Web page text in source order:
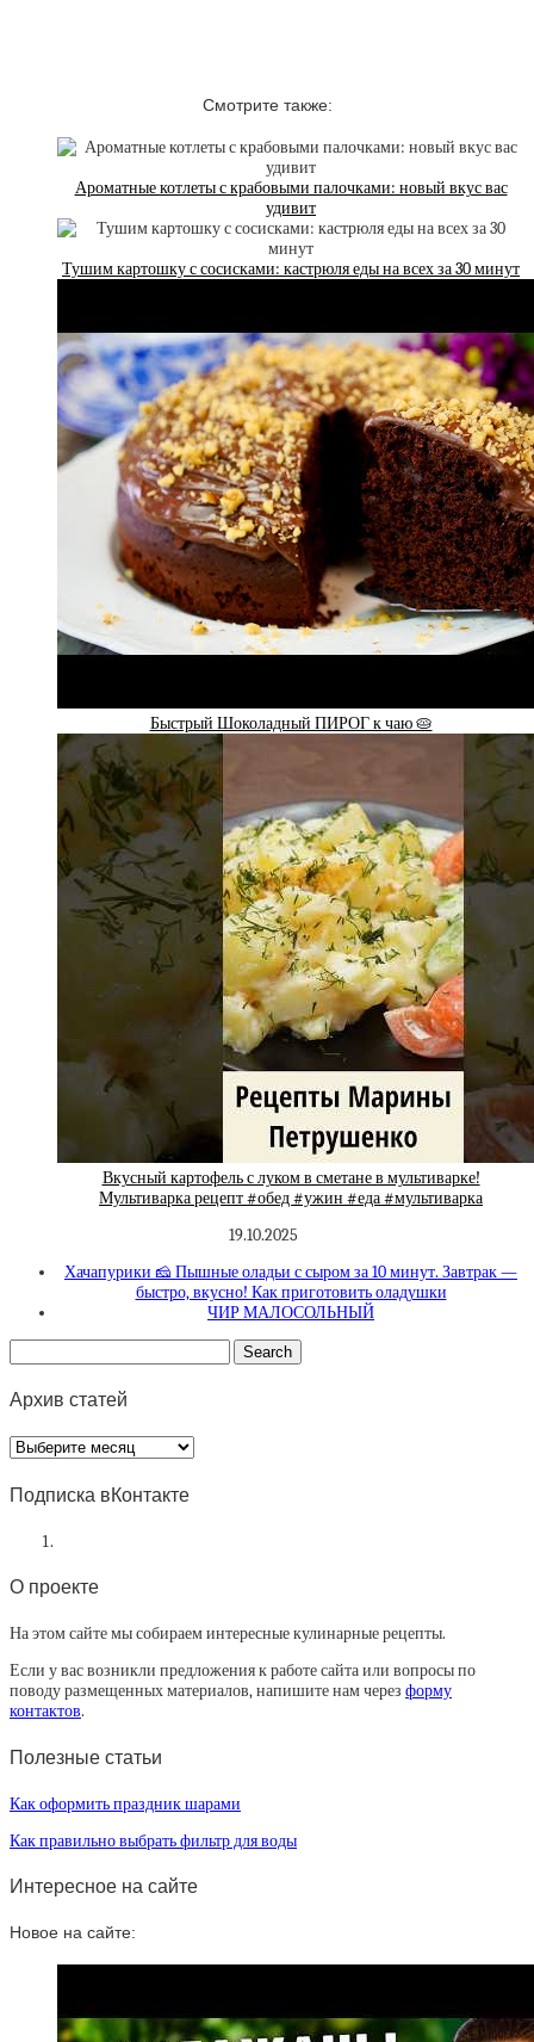
Смотрите также:
Ароматные котлеты с крабовыми палочками: новый вкус вас
удивит
Тушим картошку с сосисками: кастрюля еды на всех за 30 минут
Быстрый Шоколадный ПИРОГ к чаю 🥧
Вкусный картофель с луком в сметане в мультиварке!
Мультиварка рецепт #обед #ужин #еда #мультиварка
19.10.2025
Хачапурики 🧀 Пышные оладьи с сыром за 10 минут. Завтрак —
быстро, вкусно! Как приготовить оладушки
ЧИР МАЛОСОЛЬНЫЙ
Архив статей
Архив
статей
Подписка вКонтакте
О проекте
На этом сайте мы собираем интересные кулинарные рецепты.
Если у вас возникли предложения к работе сайта или вопросы по
поводу размещенных материалов, напишите нам через форму
контактов.
Полезные статьи
Как оформить праздник шарами
Как правильно выбрать фильтр для воды
Интересное на сайте
Новое на сайте: